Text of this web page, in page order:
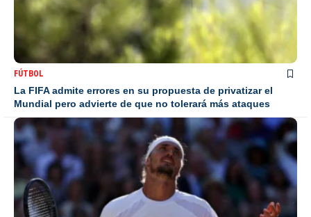
FÚTBOL
La FIFA admite errores en su propuesta de privatizar el
Mundial pero advierte de que no tolerará más ataques